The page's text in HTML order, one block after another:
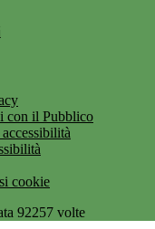
con il Pubblico
cookie
92257 volte